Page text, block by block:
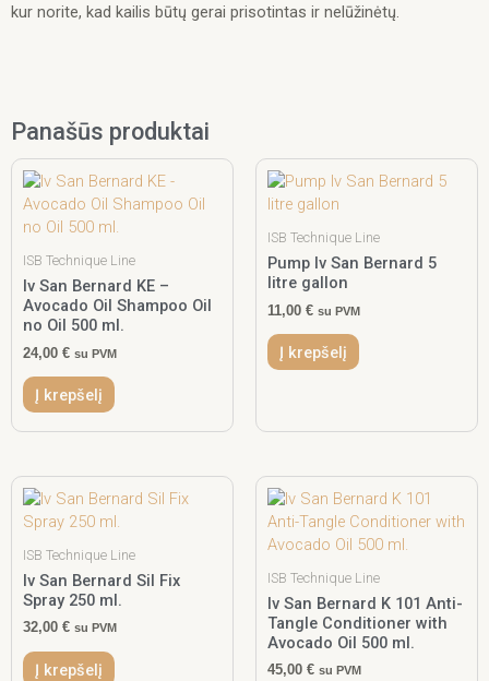
kur norite, kad kailis būtų gerai prisotintas ir nelūžinėtų.
Panašūs produktai
ISB Technique Line
Iv San Bernard KE –
Avocado Oil Shampoo Oil
no Oil 500 ml.
24,00 € su PVM
Į krepšelį
ISB Technique Line
Pump Iv San Bernard 5
litre gallon
11,00 € su PVM
Į krepšelį
ISB Technique Line
Iv San Bernard Sil Fix
Spray 250 ml.
32,00 € su PVM
Į krepšelį
ISB Technique Line
Iv San Bernard K 101 Anti-
Tangle Conditioner with
Avocado Oil 500 ml.
45,00 € su PVM